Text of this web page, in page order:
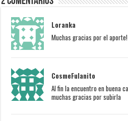
Loranka
Muchas gracias por el aporte!
CosmeFulanito
Al fin la encuentro en buena
muchas gracias por subirla